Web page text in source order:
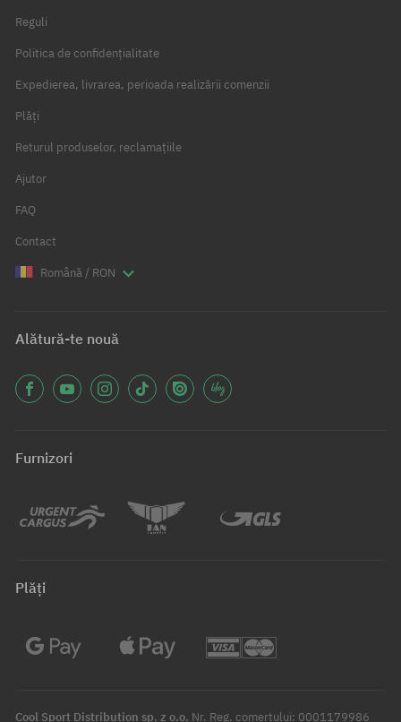
Reguli
Politica de confidențialitate
Expedierea, livrarea, perioada realizării comenzii
Plăți
Returul produselor, reclamațiile
Ajutor
FAQ
Contact
Română / RON
Alătură-te nouă
Furnizori
Plăți
Cool Sport Distribution sp. z o.o. Nr. Reg. comerțului: 0001179986